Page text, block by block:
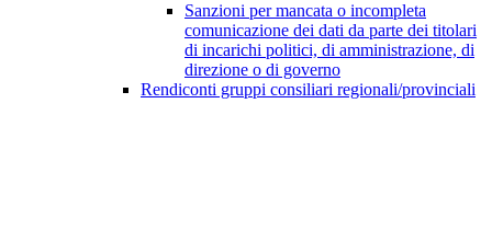
Sanzioni per mancata o incompleta
comunicazione dei dati da parte dei titolari
di incarichi politici, di amministrazione, di
direzione o di governo
Rendiconti gruppi consiliari regionali/provinciali